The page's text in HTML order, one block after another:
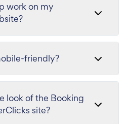
work on my
friendly?
look of the Booking
site?